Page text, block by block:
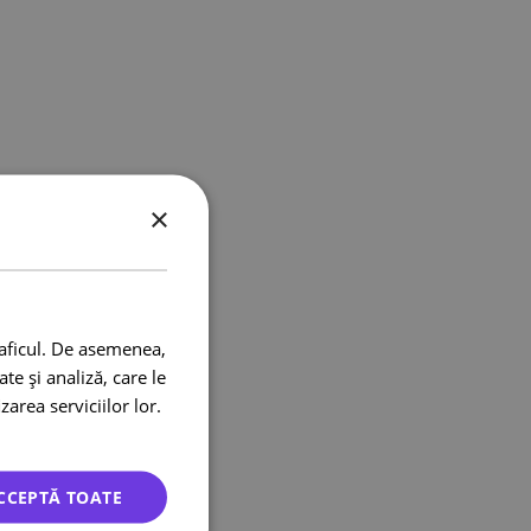
×
De asemenea,
și analiză, care le
serviciilor lor.
TOATE